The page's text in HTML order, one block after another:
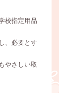
校指定用品
、必要とす
やさしい取